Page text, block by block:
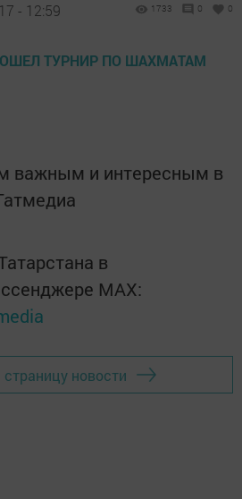
- 12:59 1733 0 0
важным и интересным в
в
MАХ:
страницу новости